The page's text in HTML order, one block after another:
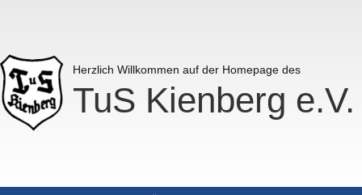
Herzlich Willkommen auf der Homepage des
TuS Kienberg e.V.